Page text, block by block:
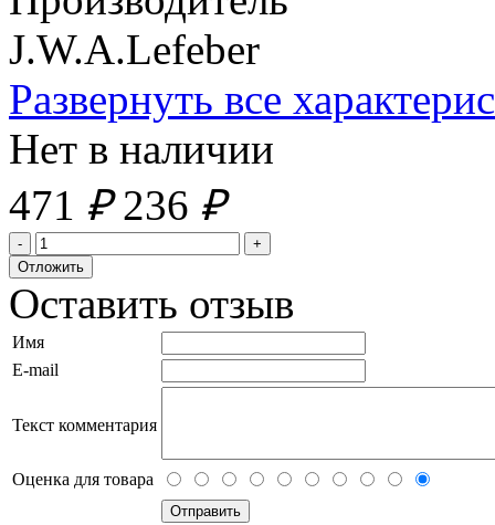
J.W.A.Lefeber
Развернуть все
Нет в наличии
471 ₽ 236 ₽
Оставить отзыв
Имя
E-mail
Текст комментария
Оценка для товара